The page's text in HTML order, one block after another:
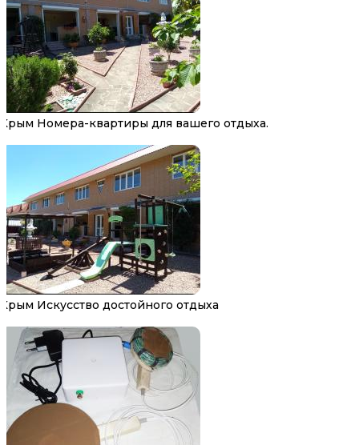
Крым Номера-квартиры для вашего отдыха.
Крым Искусство достойного отдыха